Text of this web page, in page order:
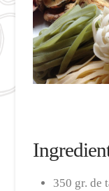
350 gr. de